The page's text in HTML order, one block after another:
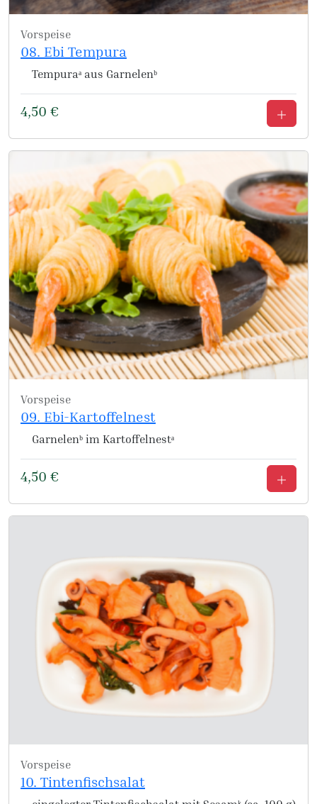
Vorspeise
08. Ebi Tempura
Tempuraᵃ aus Garnelenᵇ
4,50 €
Vorspeise
09. Ebi-Kartoffelnest
Garnelenᵇ im Kartoffelnestᵃ
4,50 €
Vorspeise
10. Tintenfischsalat